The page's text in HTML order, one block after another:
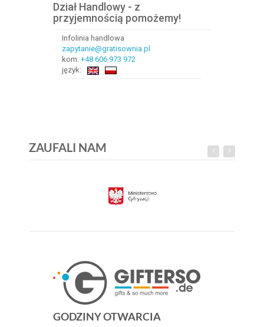
Dział Handlowy - z
przyjemnością pomożemy!
Infolinia handlowa
zapytanie@gratisownia.pl
kom: +48 606 973 972
język:
ZAUFALI NAM
GODZINY OTWARCIA